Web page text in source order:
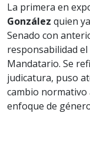
La primera en
González quien
Senado con
responsabilidad
Mandatario. Se
judicatura, puso
cambio normativo
enfoque de